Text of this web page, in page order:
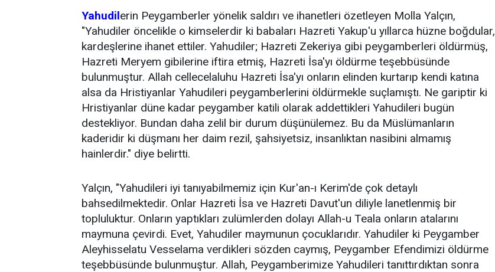
Yahudilerin Peygamberler yönelik saldırı ve ihanetleri özetleyen Molla Yalçın,
"Yahudiler öncelikle o kimselerdir ki babaları Hazreti Yakup'u yıllarca hüzne boğdular,
kardeşlerine ihanet ettiler. Yahudiler; Hazreti Zekeriya gibi peygamberleri öldürmüş,
Hazreti Meryem gibilerine iftira etmiş, Hazreti İsa'yı öldürme teşebbüsünde
bulunmuştur. Allah cellecelaluhu Hazreti İsa'yı onların elinden kurtarıp kendi katına
alsa da Hristiyanlar Yahudileri peygamberlerini öldürmekle suçlamıştı. Ne gariptir ki
Hristiyanlar düne kadar peygamber katili olarak addettikleri Yahudileri bugün
destekliyor. Bundan daha zelil bir durum düşünülemez. Bu da Müslümanların
kaderidir ki düşmanı her daim rezil, şahsiyetsiz, insanlıktan nasibini almamış
hainlerdir." diye belirtti.
Yalçın, "Yahudileri iyi tanıyabilmemiz için Kur'an-ı Kerim'de çok detaylı
bahsedilmektedir. Onlar Hazreti İsa ve Hazreti Davut'un diliyle lanetlenmiş bir
topluluktur. Onların yaptıkları zulümlerden dolayı Allah-u Teala onların atalarını
maymuna çevirdi. Evet, Yahudiler maymunun çocuklarıdır. Yahudiler ki Peygamber
Aleyhisselatu Vesselama verdikleri sözden caymış, Peygamber Efendimizi öldürme
teşebbüsünde bulunmuştur. Allah, Peygamberimize Yahudileri tanıttırdıktan sonra